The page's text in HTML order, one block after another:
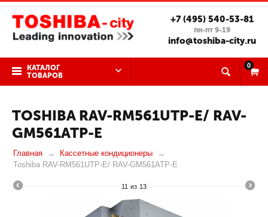
+7 (495) 540-53-81
пн-пт 9-19
info@toshiba-city.ru
КАТАЛОГ
ТОВАРОВ
0
TOSHIBA RAV-RM561UTP-E/ RAV-
GM561ATP-E
Главная
Кассетные кондиционеры
Toshiba RAV-RM561UTP-E/ RAV-GM561ATP-E
11 из 13